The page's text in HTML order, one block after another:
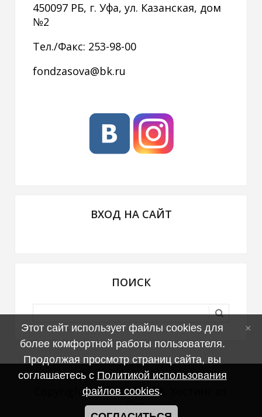
450097 РБ, г. Уфа, ул. Казанская, дом
№2
Тел./Факс: 253-98-00
fondzasova@bk.ru
ВХОД НА САЙТ
ПОИСК
Copyright MyCorp © 2026
uCoz
Этот сайт использует файлы cookies для
более комфортной работы пользователя.
Продолжая просмотр страниц сайта, вы
соглашаетесь с Политикой использования
файлов cookies.